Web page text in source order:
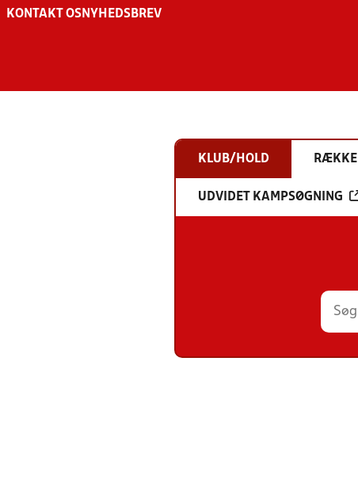
KONTAKT OS NYHEDSBREV
KLUB/HOLD RÆKKE
UDVIDET KAMPSØGNING